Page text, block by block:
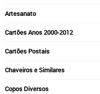
Artesanato
Cartões Anos 2000-2012
Cartões Postais
Chaveiros e Similares
Copos Diversos